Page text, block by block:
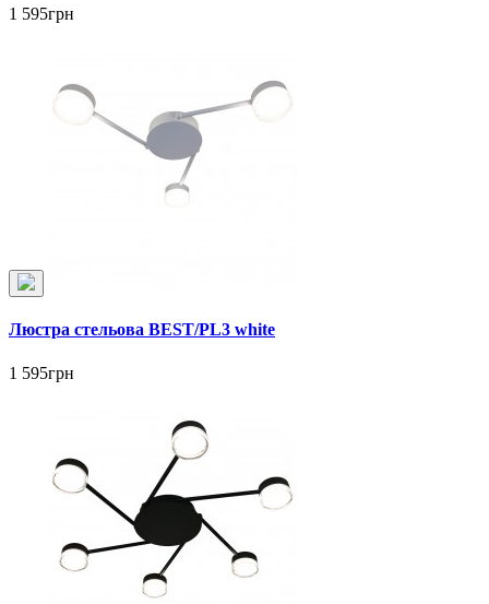
1 595грн
Люстра стельова BEST/PL3 white
1 595грн